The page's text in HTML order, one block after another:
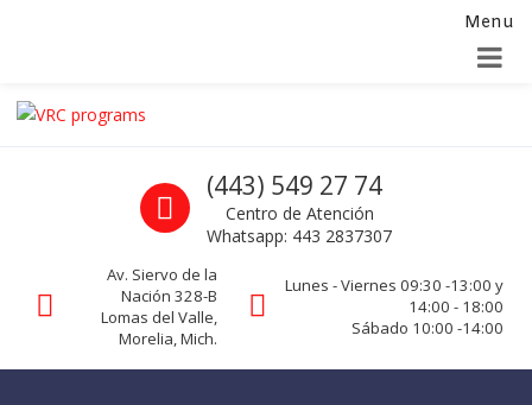
Menu
Skip to navigation
Skip to content
La seguridad de su empresa es nuestro negocio.
Call us
(443) 549 27 74
Centro de Atención
Whatsapp: 443 2837307
Av. Siervo de la
Nación 328-B
Lomas del Valle,
Morelia, Mich.
Lunes - Viernes 09:30 -13:00 y
14:00 - 18:00
Sábado 10:00 -14:00